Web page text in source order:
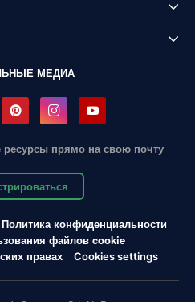
МЕДИА
ресурсы прямо на свою почту
Политика конфиденциальности
файлов cookie
правах
Cookies settings